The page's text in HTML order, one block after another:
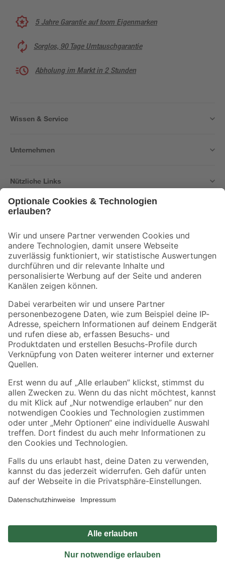
5 Jahre Garantie auf toom Eigenmarken
Sorglos, 90 Tage Umtauschgarantie
Abholung im Markt in 2 Stunden
Wissen & Service
Unternehmen
Nützliche Links
Der toom Newsletter: Keine Angebote und Aktionen mehr verpassen!
Zur Newsletter Anmeldung
Folge uns
Zahlungsarten Versandarten
Sicher einkaufen
Jetzt die toom-App herunterladen
Alle Preisangaben in EUR inkl. gesetzl. MwSt.. Die dargestellten Angebote sind unter
Umständen nicht in allen Märkten verfügbar. Die angegebenen Verfügbarkeiten beziehen
Produkte nur solange der Vorrat reicht.
*Paketversand ab 59 € versandkostenfrei, gilt nicht für Artikel mit Speditionsversand, hier
Privatsphäre Impressum
Nutzungsbedingungen
Widerrufsrecht
Vertrag widerrufen